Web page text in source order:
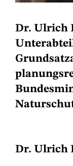
Dr. Ulrich
Dr. Ulrich